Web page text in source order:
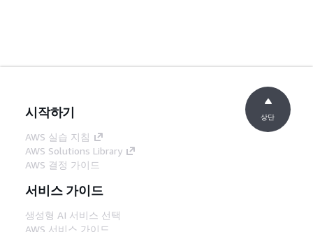
시작하기
AWS 실습 지침
AWS Solutions Library
AWS 결정 가이드
서비스 가이드
생성형 AI 서비스 선택
AWS 서비스 가이드
상단